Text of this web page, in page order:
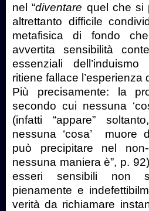
nel “diventare quel che si
altrettanto difficile
metafisica di fondo
avvertita sensibilità
essenziali
ritiene fallace l’esperienza
Più precisamente: la
secondo cui nessuna
(infatti “appare”
nessuna ‘cosa’
muore
può precipitare nel
nessuna maniera è”, p.
esseri sensibili
pienamente e
verità da richiamare